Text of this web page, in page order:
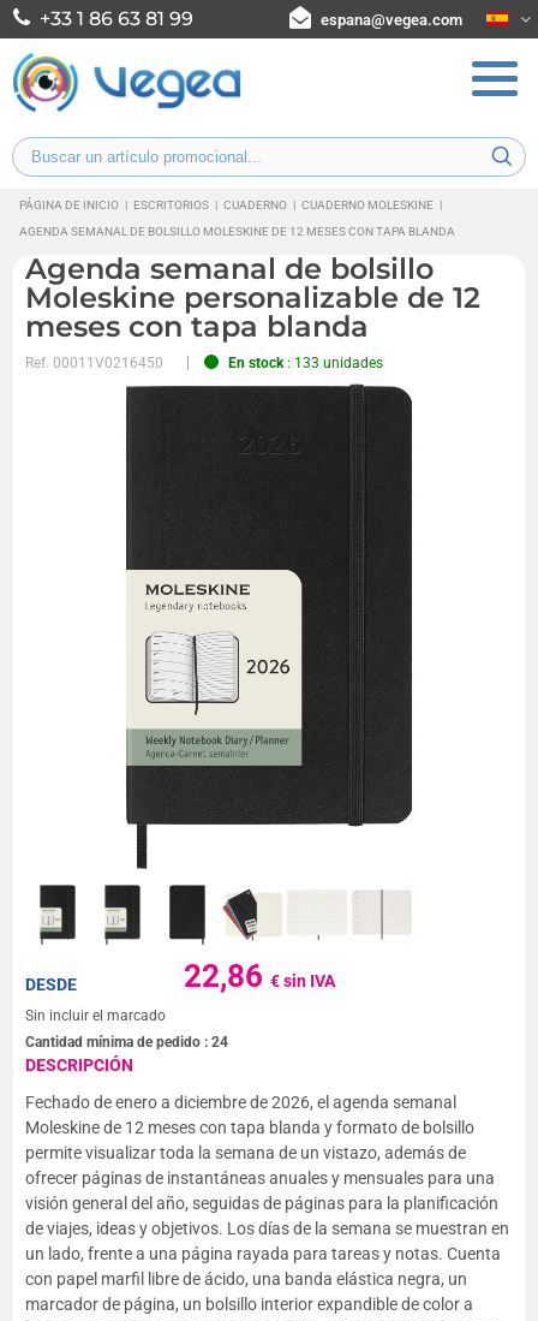
+33 1 86 63 81 99 espana@vegea.com
PÁGINA DE INICIO | ESCRITORIOS | CUADERNO | CUADERNO MOLESKINE |
AGENDA SEMANAL DE BOLSILLO MOLESKINE DE 12 MESES CON TAPA BLANDA
Agenda semanal de bolsillo
Moleskine personalizable de 12
meses con tapa blanda
Ref.00011V0216450 En stock: 133 unidades
22,86€ sin IVA
DESDE
Sin incluir el marcado
Cantidad mínima de pedido :24
DESCRIPCIÓN
Fechado de enero a diciembre de 2026, el agenda semanal
Moleskine de 12 meses con tapa blanda y formato de bolsillo
permite visualizar toda la semana de un vistazo, además de
ofrecer páginas de instantáneas anuales y mensuales para una
visión general del año, seguidas de páginas para la planificación
de viajes, ideas y objetivos. Los días de la semana se muestran en
un lado, frente a una página rayada para tareas y notas. Cuenta
con papel marfil libre de ácido, una banda elástica negra, un
marcador de página, un bolsillo interior expandible de color a